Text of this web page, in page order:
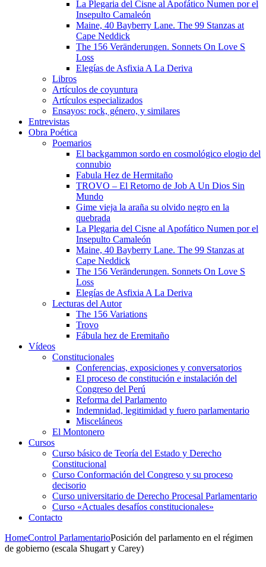
La Plegaria del Cisne al Apofático Numen por el
Insepulto Camaleón
Maine, 40 Bayberry Lane. The 99 Stanzas at
Cape Neddick
The 156 Veränderungen. Sonnets On Love S
Loss
Elegías de Asfixia A La Deriva
Libros
Artículos de coyuntura
Artículos especializados
Ensayos: rock, género, y similares
Entrevistas
Obra Poética
Poemarios
El backgammon sordo en cosmológico elogio del
connubio
Fabula Hez de Hermitaño
TROVO – El Retorno de Job A Un Dios Sin
Mundo
Gime vieja la araña su olvido negro en la
quebrada
La Plegaria del Cisne al Apofático Numen por el
Insepulto Camaleón
Maine, 40 Bayberry Lane. The 99 Stanzas at
Cape Neddick
The 156 Veränderungen. Sonnets On Love S
Loss
Elegías de Asfixia A La Deriva
Lecturas del Autor
The 156 Variations
Trovo
Fábula hez de Eremitaño
Vídeos
Constitucionales
Conferencias, exposiciones y conversatorios
El proceso de constitución e instalación del
Congreso del Perú
Reforma del Parlamento
Indemnidad, legitimidad y fuero parlamentario
Misceláneos
El Montonero
Cursos
Curso básico de Teoría del Estado y Derecho
Constitucional
Curso Conformación del Congreso y su proceso
decisorio
Curso universitario de Derecho Procesal Parlamentario
Curso «Actuales desafíos constitucionales»
Contacto
HomeControl ParlamentarioPosición del parlamento en el régimen
de gobierno (escala Shugart y Carey)